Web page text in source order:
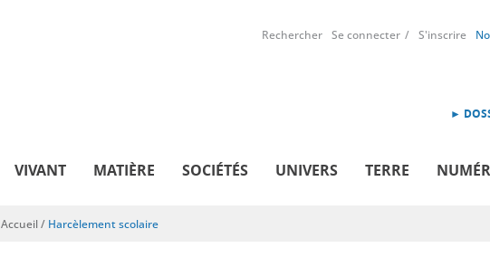
Rechercher Se connecter S'inscrire
►
VIVANT MATIÈRE SOCIÉTÉS UNIVERS TERRE
Vous êtes ici
Accueil/ Harcèlement scolaire